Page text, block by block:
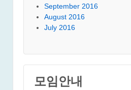
September 2016
August 2016
July 2016
모임안내